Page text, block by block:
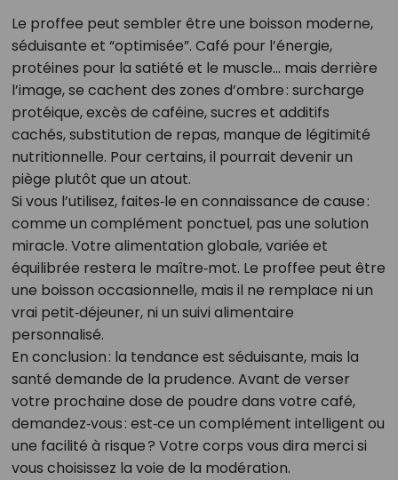
Le proffee peut sembler être une boisson moderne,
séduisante et “optimisée”. Café pour l’énergie,
protéines pour la satiété et le muscle… mais derrière
l’image, se cachent des zones d’ombre : surcharge
protéique, excès de caféine, sucres et additifs
cachés, substitution de repas, manque de légitimité
nutritionnelle. Pour certains, il pourrait devenir un
piège plutôt que un atout.
Si vous l’utilisez, faites‑le en connaissance de cause :
comme un complément ponctuel, pas une solution
miracle. Votre alimentation globale, variée et
équilibrée restera le maître‑mot. Le proffee peut être
une boisson occasionnelle, mais il ne remplace ni un
vrai petit‑déjeuner, ni un suivi alimentaire
personnalisé.
En conclusion : la tendance est séduisante, mais la
santé demande de la prudence. Avant de verser
votre prochaine dose de poudre dans votre café,
demandez‑vous : est‑ce un complément intelligent ou
une facilité à risque ? Votre corps vous dira merci si
vous choisissez la voie de la modération.